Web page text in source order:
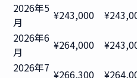
2026年5
月
¥243,000
2026年6
月
¥264,000
2026年7 ¥266,300